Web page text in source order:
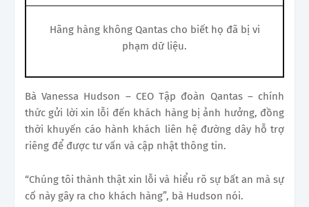
Hãng hàng không Qantas cho biết họ đã bị vi
phạm dữ liệu.
Bà Vanessa Hudson – CEO Tập đoàn Qantas – chính
thức gửi lời xin lỗi đến khách hàng bị ảnh hưởng, đồng
thời khuyến cáo hành khách liên hệ đường dây hỗ trợ
riêng để được tư vấn và cập nhật thông tin.
“Chúng tôi thành thật xin lỗi và hiểu rõ sự bất an mà sự
cố này gây ra cho khách hàng”, bà Hudson nói.